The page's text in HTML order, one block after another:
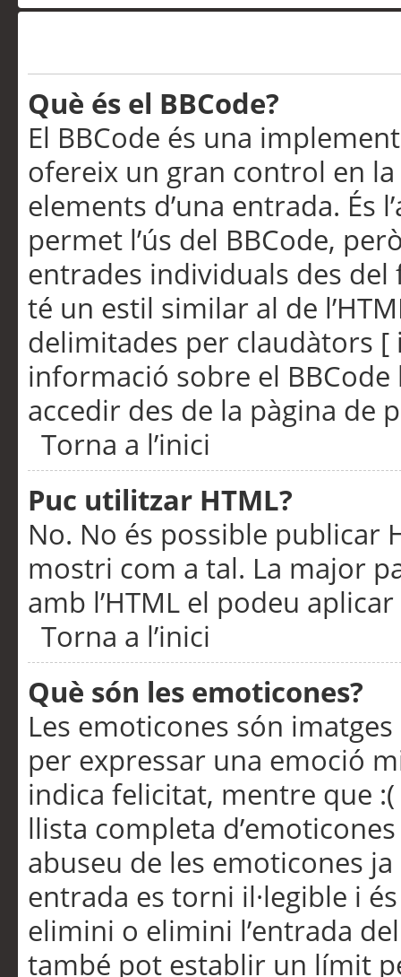
Què és el BBCode?
El BBCode és una
ofereix un gran control en
elements d’una entrada. És
permet l’ús del BBCode,
entrades individuals des
té un estil similar al de
delimitades per claudàtors [
informació sobre el
accedir des de la pàgina de
Torna a l’inici
Puc utilitzar HTML?
No. No és possible publicar
mostri com a tal. La major
amb l’HTML el podeu
Torna a l’inici
Què són les emoticones?
Les emoticones són
per expressar una emoció
indica felicitat, mentre que
llista completa
abuseu de les emoticones
entrada es torni il·legible i
elimini o elimini l’entrada
també pot establir un límit